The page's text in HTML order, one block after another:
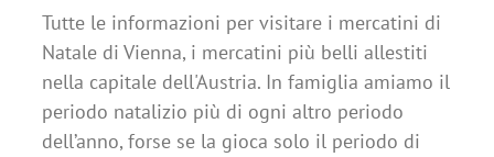
Tutte le informazioni per visitare i mercatini di
Natale di Vienna, i mercatini più belli allestiti
nella capitale dell'Austria. In famiglia amiamo il
periodo natalizio più di ogni altro periodo
dell’anno, forse se la gioca solo il periodo di